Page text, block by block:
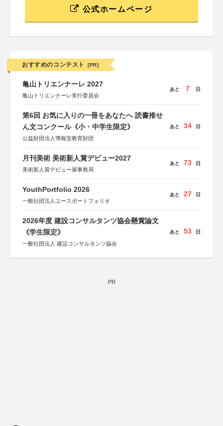
公式ホームページ
おすすめのコンテスト [PR]
亀山トリエンナーレ 2027
亀山トリエンナーレ実行委員会
あと 7 日
第6回 お気に入りの一冊をあなたへ 読書推せ
ん文コンクール《小・中学生限定》
公益財団法人博報堂教育財団
あと 34 日
月刊美術 美術新人賞デビュー2027
美術新人賞デビュー展事務局
あと 73 日
YouthPortfolio 2026
一般社団法人ユースポートフォリオ
あと 27 日
2026年度 建設コンサルタンツ協会懸賞論文
《学生限定》
一般社団法人 建設コンサルタンツ協会
あと 53 日
PR